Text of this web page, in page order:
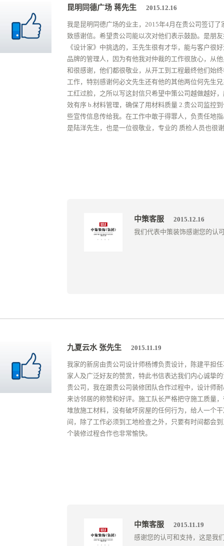
昆明同德广场 蒋先生 2015.12.16
我是昆明同德广场的业主，2015年4月在贵公司签订
致感谢信。希望贵公司能以次对他们表示鼓励。是朋
《设计家》中挑选的，王先生很有才华，能与客户很
品牌的管理人，因为有他我对仲裁的工作很放心，从
和很感谢，他们都很敬业，从开工到工程最终他们始
工作，特别感谢何必文先生还有他的其他两位何先生
工红过脸，之所以写这封信只希望中策公司越做越好
效有序 b.材料管理，确保了用材料质量 2.贵公司监控
些宣传信息传给我。在工作中敢于得罪人，负责任地
是陆洋先生，也是一位很敬业，专业的 质检人员也很
中策客服
2015.12.16
我们代表中策装饰感谢您的认
九夏云水 张先生 2015.11.19
我家的新房由贵公司设计师杨博负责设计，陈建平担
家人及广泛好友的赞赏，特此书信表达我们内心诚挚
贵公司，我在跟贵公司装修团队合作过程中，设计师
来访邻居的称赞和好评。施工队长严格把守施工质量
堆放施工材料，没有破坏房屋的任何行为，给人一个
间，除了工作必须到工地检查之外，只要有时间都会
个装修过程合作也非常愉快。
中策客服
2015.11.19
感谢您的认可和支持，这是我